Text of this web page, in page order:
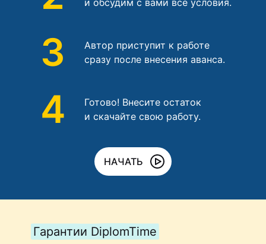
и обсудим с вами все условия.
3
Автор приступит к работе
сразу после внесения аванса.
4
Готово! Внесите остаток
и скачайте свою работу.
НАЧАТЬ
Гарантии DiplomTime